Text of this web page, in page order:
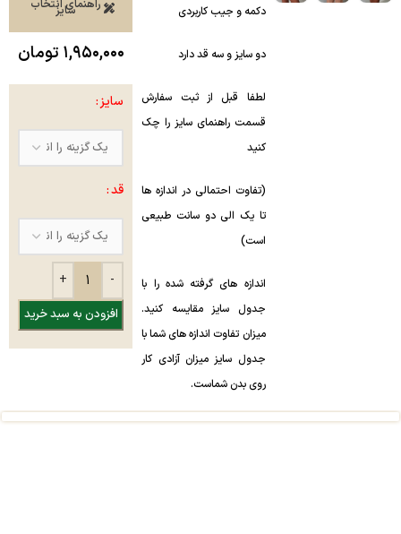
دکمه و جیب کاربردی
دو سایز و سه قد دارد
لطفا قبل از ثبت سفارش
قسمت راهنمای سایز را چک
کنید
(تفاوت احتمالی در اندازه ها
تا یک الی دو سانت طبیعی
است)
اندازه های گرفته شده را با
جدول سایز مقایسه کنید.
میزان تفاوت اندازه های شما با
جدول سایز میزان آزادی کار
روی بدن شماست.
راهنمای انتخاب
سایز
۱,۹۵۰,۰۰۰ تومان
سایز
قد
افزودن به سبد خرید